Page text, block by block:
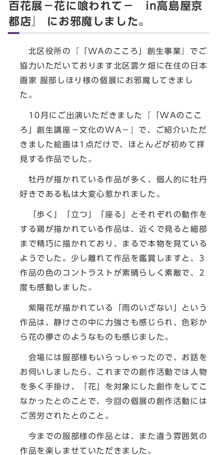
百花展－花に喰われて－ in高島屋京
都店』 にお邪魔しました。
北区役所の『「WAのこころ」創生事業』でご
協力いただいております北区雲ケ畑に在住の日本
画家 服部しほり様の個展にお邪魔してきまし
た。
10月にご出演いただきました『「WAのここ
ろ」創生講座－文化のWA－』で、ご紹介いただ
きました絵画は1点だけで、ほとんどが初めて拝
見する作品でした。
牡丹が描かれている作品が多く、個人的に牡丹
好きである私は大変心惹かれました。
「歩く」「立つ」「座る」とそれぞれの動作を
する鶏が描かれている作品は、近くで見ると細部
まで精巧に描かれており、まるで本物を見ている
ようでした。少し離れて作品を鑑賞しますと、3
作品の色のコントラストが素晴らしく素敵で、2
度も感動しました。
紫陽花が描かれている「雨のいざない」という
作品は、静けさの中に力強さも感じられ、色彩か
ら花の儚さのようなものも感じました。
会場には服部様もいらっしゃったので、お話を
お伺いしましたら、これまでの創作活動では人物
を多く手掛け、「花」を対象にした創作をしてこ
なかったとのことで、今回の個展の創作活動には
ご苦労されたとのこと。
今までの服部様の作品とは、また違う雰囲気の
作品を楽しませていただきました。